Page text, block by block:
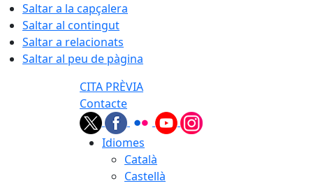
Saltar a la capçalera
Saltar al contingut
Saltar a relacionats
Saltar al peu de pàgina
CITA PRÈVIA
Contacte
Idiomes
Català
Castellà